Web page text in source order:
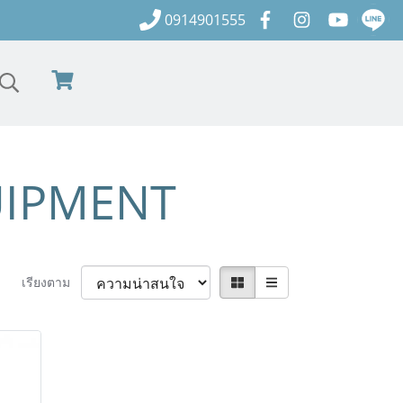
0914901555
เรียงตาม